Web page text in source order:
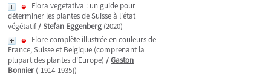
Flora vegetativa : un guide pour
déterminer les plantes de Suisse à l'état
végétatif/Stefan Eggenberg (2020)
Flore complète illustrée en couleurs de
France, Suisse et Belgique (comprenant la
plupart des plantes d'Europe) /Gaston
Bonnier ([1914-1935])